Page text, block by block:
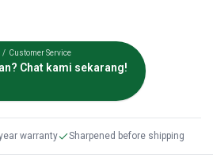
/ Customer Service
Chat kami sekarang!
warranty Sharpened before shipping